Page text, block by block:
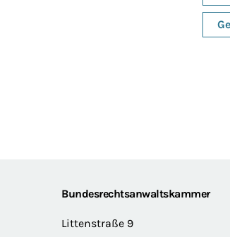
FooterBundesrechtsanwaltskammer
Littenstraße 9